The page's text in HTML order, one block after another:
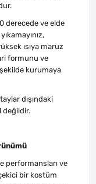
derecede ve elde
ısıya maruz
formunu ve
kurumaya
dışındaki
değildir.
performansları ve
bir kostüm